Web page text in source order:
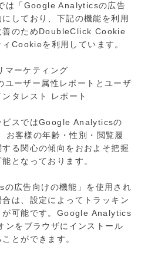
は「Google Analyticsの広告
しており、下記の機能を利用
善のためDoubleClick Cookie
Cookieを利用しています。
ーケティング
ーザー属性レポートとユーザ
タレスト レポート
ビスではGoogle Analyticsの
お客様の年齢・性別・閲覧履
る関心の傾向をおおよそ把握
となっております。
の広告向けの機能」を使用され
は、設定によってトラッキン
が可能です。Google Analytics
ンをブラウザにインストール
とができます。